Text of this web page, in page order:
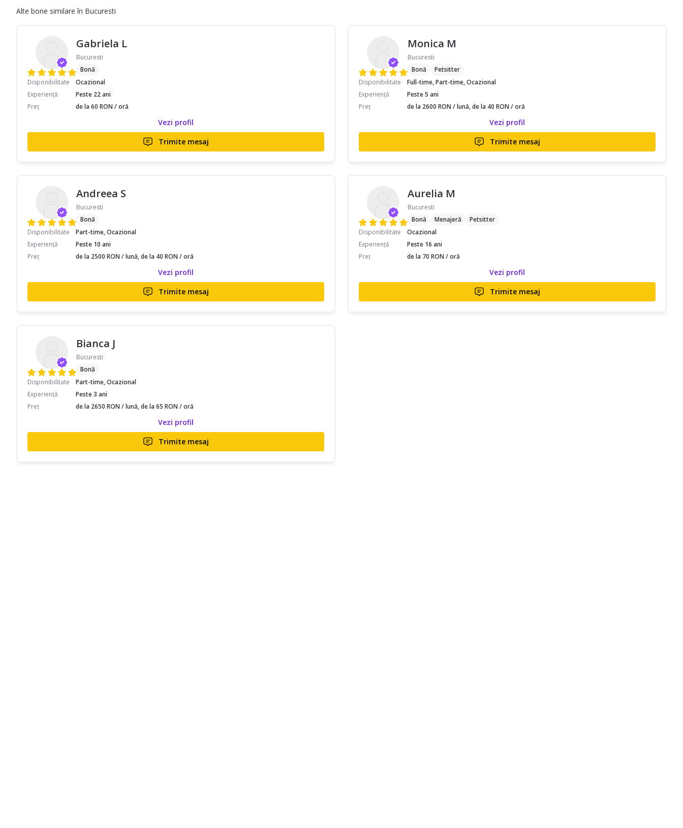
Alte bone similare în Bucuresti
Gabriela L
Bucuresti
Bonă
Disponibilitate
Ocazional
Experiență
Peste 22 ani
Preț
de la 60 RON / oră
Vezi profil
Trimite mesaj
Monica M
Bucuresti
Bonă
Petsitter
Disponibilitate
Full-time, Part-time, Ocazional
Experiență
Peste 5 ani
Preț
de la 2600 RON / lună, de la 40 RON / oră
Vezi profil
Trimite mesaj
Andreea S
Bucuresti
Bonă
Disponibilitate
Part-time, Ocazional
Experiență
Peste 10 ani
Preț
de la 2500 RON / lună, de la 40 RON / oră
Vezi profil
Trimite mesaj
Aurelia M
Bucuresti
Bonă
Menajeră
Petsitter
Disponibilitate
Ocazional
Experiență
Peste 16 ani
Preț
de la 70 RON / oră
Vezi profil
Trimite mesaj
Bianca J
Bucuresti
Bonă
Disponibilitate
Part-time, Ocazional
Experiență
Peste 3 ani
Preț
de la 2650 RON / lună, de la 65 RON / oră
Vezi profil
Trimite mesaj